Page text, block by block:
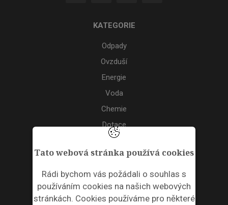
Tato webová stránka používá cookies
Rádi bychom vás požádali o souhlas s
používáním cookies na našich webových
stránkách. Cookies používáme pro některé
KATEGORIE
Odpady
Ovzduší
Energie
Voda
Chemie
Dotace
Akce
ODPADNÍ PLASTY